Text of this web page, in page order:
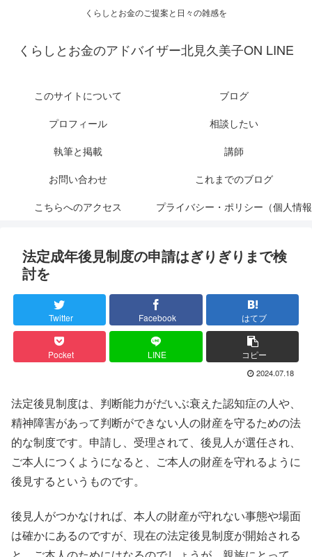
くらしとお金のご提案と日々の雑感を
くらしとお金のアドバイザー北見久美子ON LINE
このサイトについて
ブログ
プロフィール
相談したい
執筆と掲載
講師
お問い合わせ
これまでのブログ
こちらへのアクセス
プライバシー・ポリシー（個人情報
法定成年後見制度の申請はぎりぎりまで検
討を
Twitter Facebook はてブ
Pocket LINE コピー
2024.07.18
法定後見制度は、判断能力がだいぶ衰えた認知症の人や、
精神障害があって判断ができない人の財産を守るための法
的な制度です。申請し、受理されて、後見人が選任され、
ご本人につくようになると、ご本人の財産を守れるように
後見するというものです。
後見人がつかなければ、本人の財産が守れない事態や場面
は確かにあるのですが、現在の法定後見制度が開始される